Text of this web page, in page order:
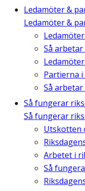
Ledamöter &
Ledamöter &
Så
Partierna
Så
Så fungerar
Så fungerar
Utskotten
Arbetet i
Så